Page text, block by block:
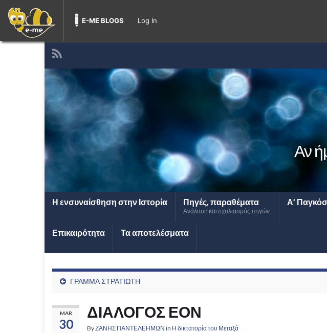
E-ME BLOGS Log In
Αν
Η ενσυναίσθηση στην Ιστορία Πηγές, παραθέματα
Ανάλυση και σχολιασμός πηγών.
Α’
Επικαιρότητα Τα αποτελέσματα
ΓΡΑΜΜΑ ΣΤΡΑΤΙΩΤΗ
MAR
30
ΔΙΑΛΟΓΟΣ ΕΟΝ
ByΖΑΝΗΣ ΠΑΝΤΕΛΕΗΜΩΝ in Η δικτατορία του Μεταξά